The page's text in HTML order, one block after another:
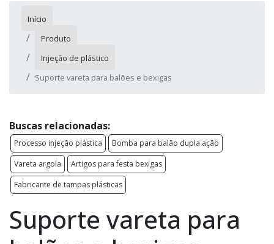
Início
Produto
Injeção de plástico
Suporte vareta para balões e bexigas
Buscas relacionadas:
Processo injeção plástica
Bomba para balão dupla ação
Vareta argola
Artigos para festa bexigas
Fabricante de tampas plásticas
Suporte vareta para